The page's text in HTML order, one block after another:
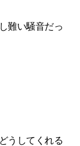
難い騒音だっ
うしてくれる